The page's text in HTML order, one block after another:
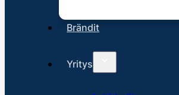
Brändit
Yritys